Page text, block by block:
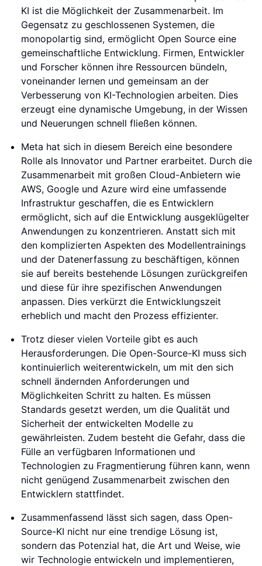
KI ist die Möglichkeit der Zusammenarbeit. Im
Gegensatz zu geschlossenen Systemen, die
monopolartig sind, ermöglicht Open Source eine
gemeinschaftliche Entwicklung. Firmen, Entwickler
und Forscher können ihre Ressourcen bündeln,
voneinander lernen und gemeinsam an der
Verbesserung von KI-Technologien arbeiten. Dies
erzeugt eine dynamische Umgebung, in der Wissen
und Neuerungen schnell fließen können.
Meta hat sich in diesem Bereich eine besondere
Rolle als Innovator und Partner erarbeitet. Durch die
Zusammenarbeit mit großen Cloud-Anbietern wie
AWS, Google und Azure wird eine umfassende
Infrastruktur geschaffen, die es Entwicklern
ermöglicht, sich auf die Entwicklung ausgeklügelter
Anwendungen zu konzentrieren. Anstatt sich mit
den komplizierten Aspekten des Modellentrainings
und der Datenerfassung zu beschäftigen, können
sie auf bereits bestehende Lösungen zurückgreifen
und diese für ihre spezifischen Anwendungen
anpassen. Dies verkürzt die Entwicklungszeit
erheblich und macht den Prozess effizienter.
Trotz dieser vielen Vorteile gibt es auch
Herausforderungen. Die Open-Source-KI muss sich
kontinuierlich weiterentwickeln, um mit den sich
schnell ändernden Anforderungen und
Möglichkeiten Schritt zu halten. Es müssen
Standards gesetzt werden, um die Qualität und
Sicherheit der entwickelten Modelle zu
gewährleisten. Zudem besteht die Gefahr, dass die
Fülle an verfügbaren Informationen und
Technologien zu Fragmentierung führen kann, wenn
nicht genügend Zusammenarbeit zwischen den
Entwicklern stattfindet.
Zusammenfassend lässt sich sagen, dass Open-
Source-KI nicht nur eine trendige Lösung ist,
sondern das Potenzial hat, die Art und Weise, wie
wir Technologie entwickeln und implementieren,